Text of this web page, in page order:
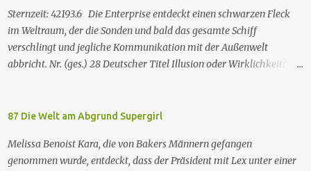
Hungersnöte eindämmen, Umweltprobleme lösen und Konflikte
beenden können. Im Gegenzug verlangen sie, dass man sie auf der
Erde leben lässt. Doch eine Gruppe von Erdlingen, die an der
Freundlichkeit der Taelons zweifelt, organisiert eine
verstehen nach und nach, dass jede Spezies die...
Sternzeit: 42193.6 Die Enterprise entdeckt einen schwarzen Fleck
im Weltraum, der die Sonden und bald das gesamte Schiff
verschlingt und jegliche Kommunikation mit der Außenwelt
abbricht. Nr. (ges.) 28 Deutscher Titel Illusion oder Wirklichkeit?
Winrich Kolbe Buch Jack B. Sowards Erstaus­strahlung USA 26. Nov.
Deutschsprachige Erstausstrahlung der HD-restaurierten Fassung
im Pay-TV (Syfy) 17. Jan. 2013 Raumschiff Enterprise – Das nächste
87 Die Welt am Abgrund Supergirl
Melissa Benoist Kara, die von Bakers Männern gefangen
genommen wurde, entdeckt, dass der Präsident mit Lex unter einer